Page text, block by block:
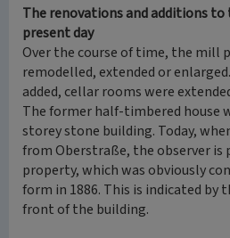
The renovations and additions
present day
Over the course of time, the mill
remodelled, extended or
added, cellar rooms were
The former half-timbered house
storey stone building. Today,
from Oberstraße, the observer is
property, which was obviously
form in 1886. This is indicated by
front of the building.